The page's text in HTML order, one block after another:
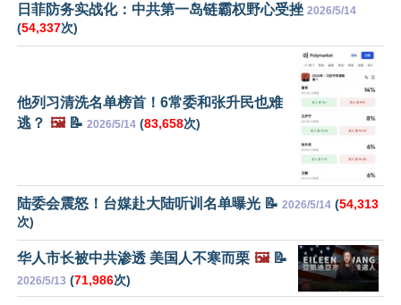
日菲防务实战化：中共第一岛链霸权野心受挫 2026/5/14
(54,337次)
他列习清洗名单榜首！6常委和张升民也难
逃？ 🖼️📝 2026/5/14 (83,658次)
陆委会震怒！台媒赴大陆听训名单曝光 📝 2026/5/14 (54,313
次)
华人市长被中共渗透 美国人不寒而栗 🖼️📝
2026/5/13 (71,986次)